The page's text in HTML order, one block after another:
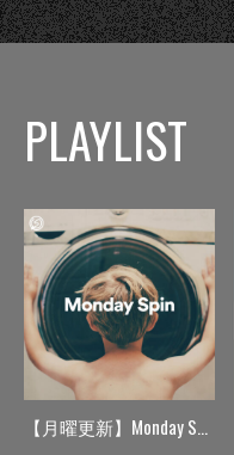
PLAYLIST
【月曜更新】Monday Spin